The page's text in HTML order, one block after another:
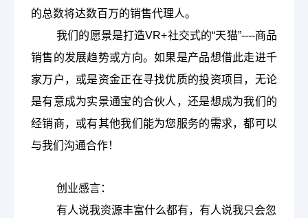
的总数将达数百万的销售代理人。
我们的愿景是打造VR+社交式的“天猫”----商品
销售的发展趋势或方向。如果是产品想借此走进千
家万户，或是资金正在寻找优质的投资项目，无论
是有意成为实景通宝的合伙人，还是想成为我们的
经销商，或有其他我们能为您服务的需求，都可以
与我们沟通合作！
创业感言：
有人说我资源丰富什么都有，有人说我只会忽